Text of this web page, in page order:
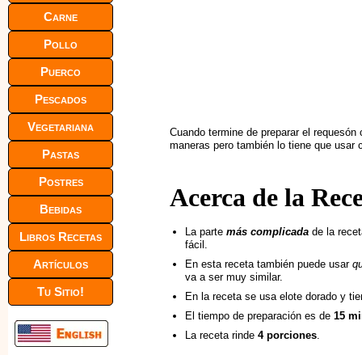
Cuando termine de preparar el
maneras pero también lo tiene que usar
Acerca de la
La parte más complicada de la
fácil.
En esta receta también puede usar
va a ser muy similar.
En la receta se usa elote dorado y
El tiempo de preparación es de 15
La receta rinde 4 porciones.
Carne
Pollo
Puerco
Pescados
Vegetariana
Pastas
Postres
Bebidas
Libros Recetas
Artículos
Tu Sitio!